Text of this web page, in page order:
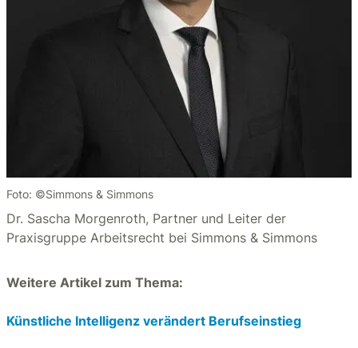
Foto: ©Simmons & Simmons
Dr. Sascha Morgenroth, Partner und Leiter der
Praxisgruppe Arbeitsrecht bei Simmons & Simmons
Weitere Artikel zum Thema:
Künstliche Intelligenz verändert Berufseinstieg